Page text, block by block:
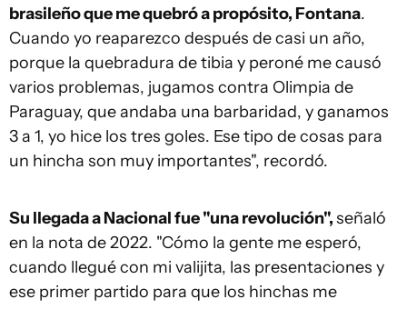
brasileño que me quebró a propósito, Fontana.
Cuando yo reaparezco después de casi un año,
porque la quebradura de tibia y peroné me causó
varios problemas, jugamos contra Olimpia de
Paraguay, que andaba una barbaridad, y ganamos
3 a 1, yo hice los tres goles. Ese tipo de cosas para
un hincha son muy importantes", recordó.
Su llegada a Nacional fue "una revolución",señaló
en la nota de 2022. "Cómo la gente me esperó,
cuando llegué con mi valijita, las presentaciones y
ese primer partido para que los hinchas me